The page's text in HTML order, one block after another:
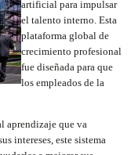
artificial para impulsar
el talento interno. Esta
plataforma global de
crecimiento profesional
fue diseñada para que
los empleados de la
aprendizaje que va
intereses, este sistema